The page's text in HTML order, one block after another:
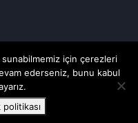
için çerezleri
ederseniz, bunu kabul
politikası